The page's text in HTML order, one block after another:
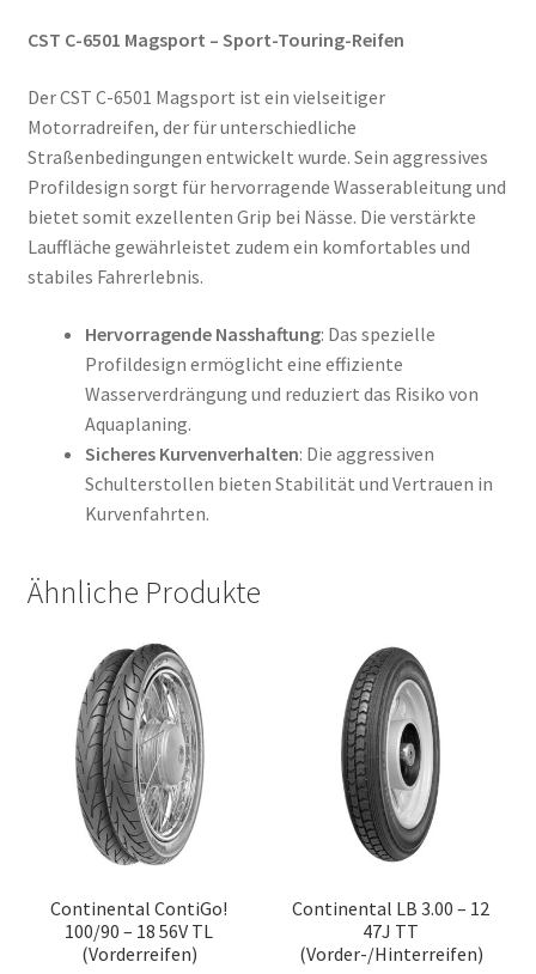
CST C-6501 Magsport – Sport-Touring-Reifen
Der CST C-6501 Magsport ist ein vielseitiger
Motorradreifen, der für unterschiedliche
Straßenbedingungen entwickelt wurde. Sein aggressives
Profildesign sorgt für hervorragende Wasserableitung und
bietet somit exzellenten Grip bei Nässe. Die verstärkte
Lauffläche gewährleistet zudem ein komfortables und
stabiles Fahrerlebnis.
Hervorragende Nasshaftung: Das spezielle
Profildesign ermöglicht eine effiziente
Wasserverdrängung und reduziert das Risiko von
Aquaplaning.
Sicheres Kurvenverhalten: Die aggressiven
Schulterstollen bieten Stabilität und Vertrauen in
Kurvenfahrten.
Ähnliche Produkte
Continental ContiGo!
100/90 – 18 56V TL
(Vorderreifen)
Continental LB 3.00 – 12
47J TT
(Vorder-/Hinterreifen)